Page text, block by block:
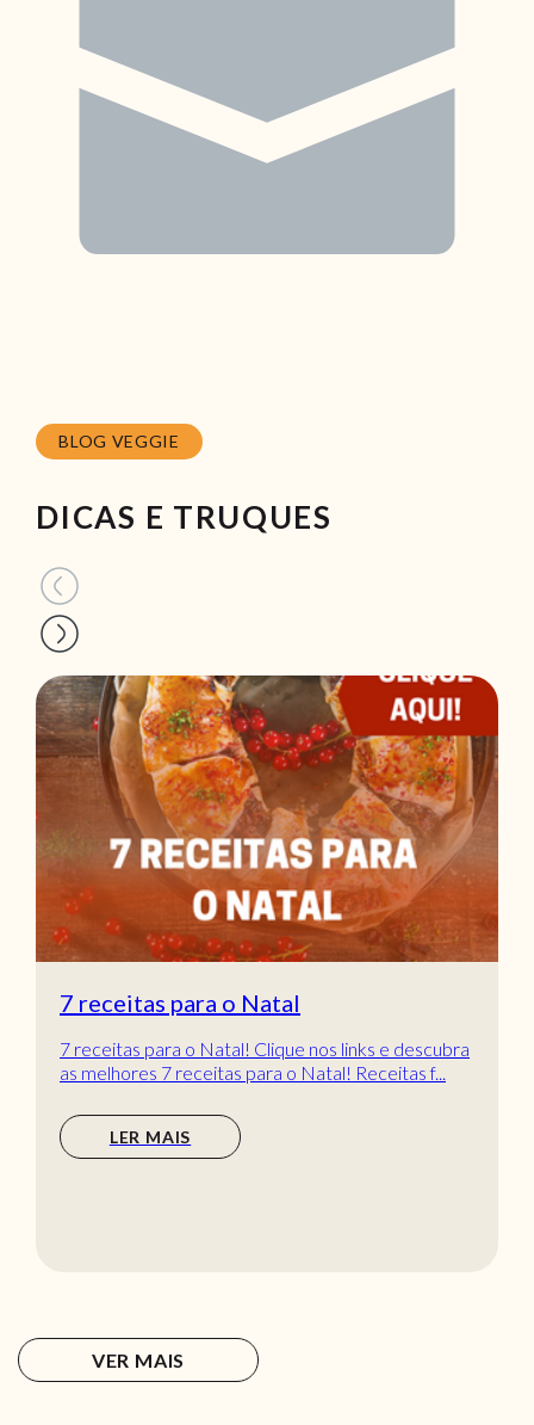
BLOG VEGGIE
DICAS E TRUQUES
7 receitas para o Natal
7 receitas para o Natal! Clique nos links e descubra
as melhores 7 receitas para o Natal! Receitas f...
LER MAIS
VER MAIS